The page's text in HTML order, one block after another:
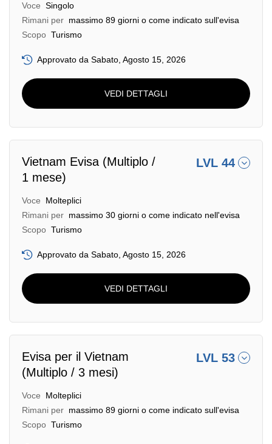
Voce Singolo
Rimani per massimo 89 giorni o come indicato sull'evisa
Scopo Turismo
Approvato da Sabato, Agosto 15, 2026
VEDI DETTAGLI
Vietnam Evisa (Multiplo /
1 mese)
LVL 44
Voce
Molteplici
Rimani per massimo 30 giorni o come indicato nell'evisa
Scopo Turismo
Approvato da Sabato, Agosto 15, 2026
VEDI DETTAGLI
Evisa per il Vietnam
(Multiplo / 3 mesi)
LVL 53
Voce
Molteplici
Rimani per massimo 89 giorni o come indicato sull'evisa
Scopo Turismo